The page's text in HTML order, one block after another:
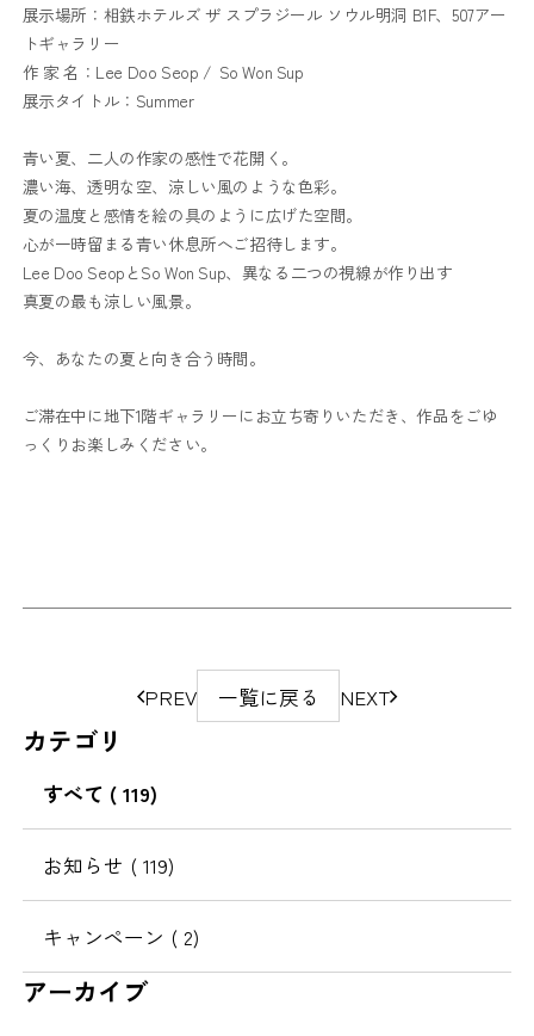
展示場所：相鉄ホテルズ ザ スプラジール ソウル明洞 B1F、507アー
トギャラリー
作 家 名：Lee Doo Seop / So Won Sup
展示タイトル：Summer
青い夏、二人の作家の感性で花開く。
濃い海、透明な空、涼しい風のような色彩。
夏の温度と感情を絵の具のように広げた空間。
心が一時留まる青い休息所へご招待します。
Lee Doo SeopとSo Won Sup、異なる二つの視線が作り出す
真夏の最も涼しい風景。
今、あなたの夏と向き合う時間。
ご滞在中に地下1階ギャラリーにお立ち寄りいただき、作品をごゆ
っくりお楽しみください。
ジ
動
PREV 一覧に戻る NEXT
カテゴリ
すべて ( 119)
お知らせ ( 119)
キャンペーン ( 2)
アーカイブ